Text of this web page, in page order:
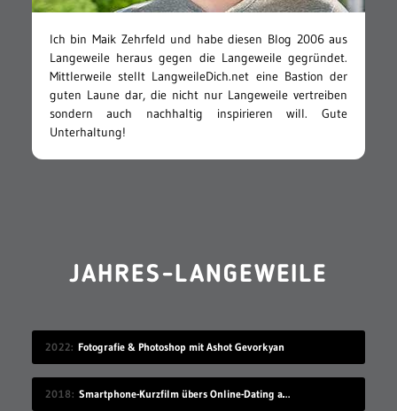
Ich bin Maik Zehrfeld und habe diesen Blog 2006 aus
Langeweile heraus gegen die Langeweile gegründet.
Mittlerweile stellt LangweileDich.net eine Bastion der
guten Laune dar, die nicht nur Langeweile vertreiben
sondern auch nachhaltig inspirieren will. Gute
Unterhaltung!
JAHRES-LANGEWEILE
2022 Fotografie & Photoshop mit Ashot Gevorkyan
2018 Smartphone-Kurzfilm übers Online-Dating auf Zugreise